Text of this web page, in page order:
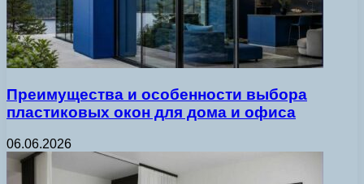
Преимущества и особенности выбора
пластиковых окон для дома и офиса
06.06.2026